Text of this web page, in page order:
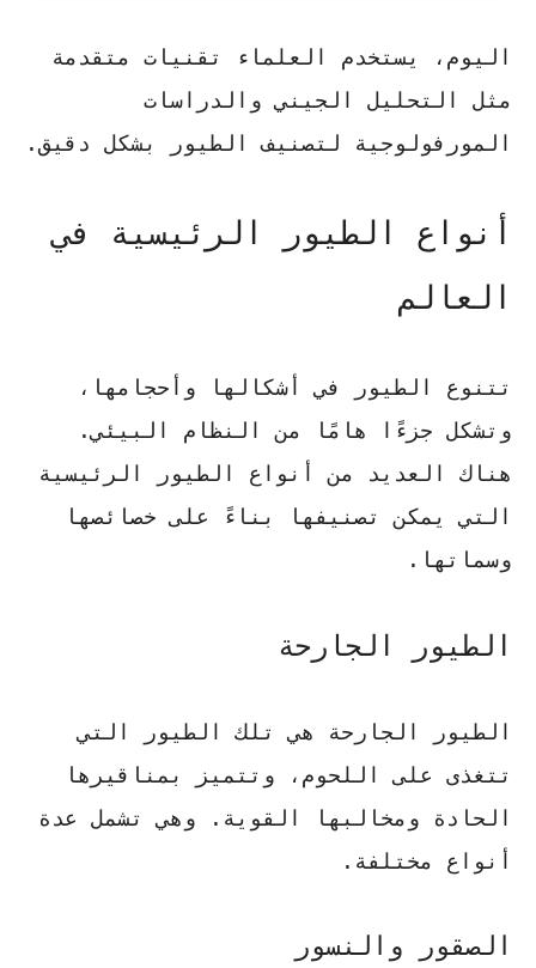
اليوم، يستخدم العلماء تقنيات متقدمة
مثل التحليل الجيني والدراسات
المورفولوجية لتصنيف الطيور بشكل دقيق.
أنواع الطيور الرئيسية في
العالم
تتنوع الطيور في أشكالها وأحجامها،
وتشكل جزءًا هامًا من النظام البيئي.
هناك العديد من
أنواع الطيور
الرئيسية
التي يمكن تصنيفها بناءً على خصائصها
وسماتها.
الطيور الجارحة
الطيور الجارحة هي تلك الطيور التي
تتغذى على اللحوم، وتتميز بمناقيرها
الحادة ومخالبها القوية. وهي تشمل عدة
أنواع مختلفة.
الصقور والنسور